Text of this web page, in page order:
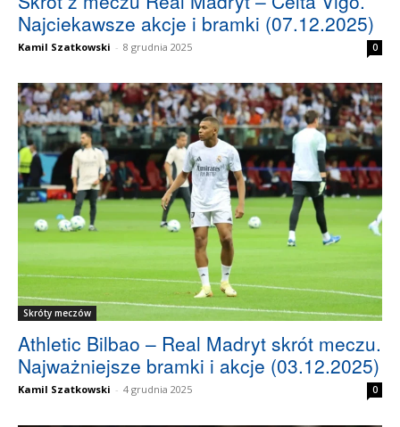
Najciekawsze akcje i bramki (07.12.2025)
Kamil Szatkowski - 8 grudnia 2025 0
Skróty meczów
Athletic Bilbao – Real Madryt skrót meczu.
Najważniejsze bramki i akcje (03.12.2025)
Kamil Szatkowski - 4 grudnia 2025 0